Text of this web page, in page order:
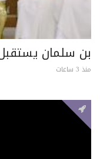
بن سلمان
منذ 3 ساعات